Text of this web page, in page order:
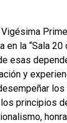
en la “Sala
esas
y
principios